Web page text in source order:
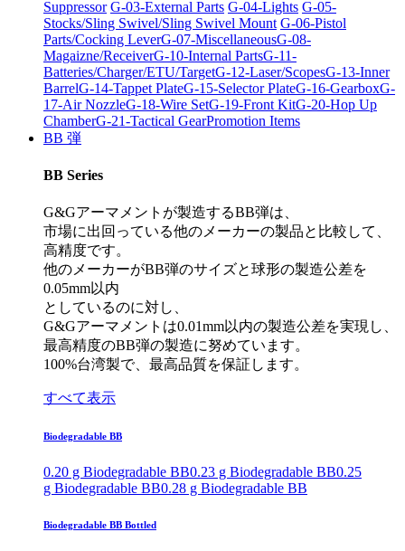
Suppressor G-03-External Parts G-04-Lights G-05-
Stocks/Sling Swivel/Sling Swivel Mount G-06-Pistol
Parts/Cocking LeverG-07-MiscellaneousG-08-
Magaizne/ReceiverG-10-Internal PartsG-11-
Batteries/Charger/ETU/TargetG-12-Laser/ScopesG-13-Inner
BarrelG-14-Tappet PlateG-15-Selector PlateG-16-GearboxG-
17-Air NozzleG-18-Wire SetG-19-Front KitG-20-Hop Up
ChamberG-21-Tactical GearPromotion Items
BB 弾
BB Series
G&Gアーマメントが製造するBB弾は、
市場に出回っている他のメーカーの製品と比較して、
高精度です。
他のメーカーがBB弾のサイズと球形の製造公差を
0.05mm以内
としているのに対し、
G&Gアーマメントは0.01mm以内の製造公差を実現し、
最高精度のBB弾の製造に努めています。
100%台湾製で、最高品質を保証します。
すべて表示
Biodegradable BB
0.20 g Biodegradable BB0.23 g Biodegradable BB0.25
g Biodegradable BB0.28 g Biodegradable BB
Biodegradable BB Bottled